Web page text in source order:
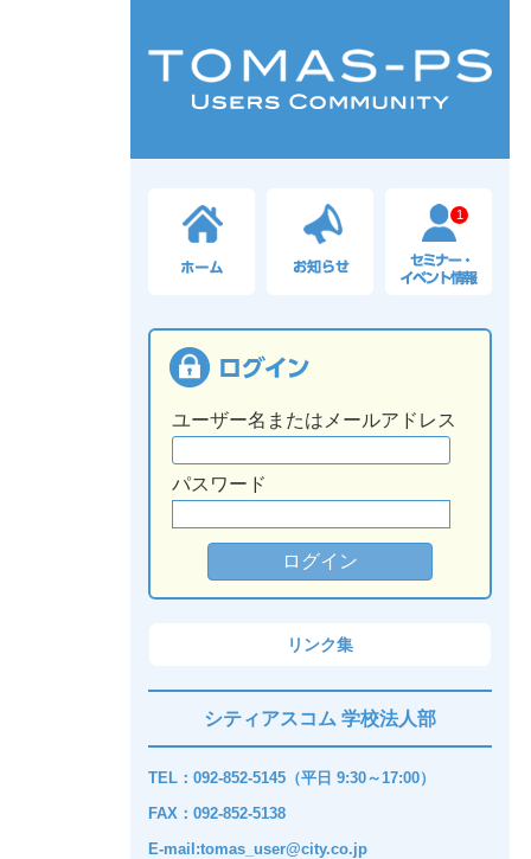
1
ユーザー名またはメールアドレス
パスワード
リンク集
シティアスコム 学校法人部
TEL：092-852-5145（平日 9:30～17:00）
FAX：092-852-5138
E-mail:tomas_user@city.co.jp